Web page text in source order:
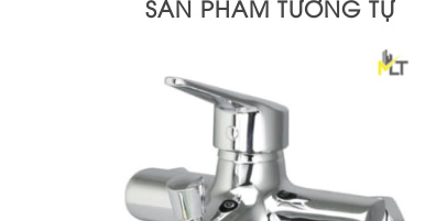
SẢN PHẨM TƯƠNG TỰ